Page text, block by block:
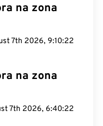
na zona
7th 2026, 9:10:22
na zona
7th 2026, 6:40:22